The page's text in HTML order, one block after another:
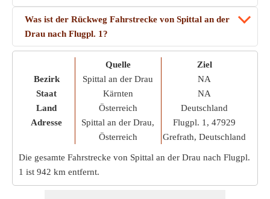
Was ist der Rückweg Fahrstrecke von Spittal an der
Drau nach Flugpl. 1?
Bezirk
Staat
Land
Adresse
Quelle
Spittal an der Drau
Kärnten
Österreich
Spittal an der Drau,
Österreich
Ziel
NA
NA
Deutschland
Flugpl. 1, 47929
Grefrath, Deutschland
Die gesamte Fahrstrecke von Spittal an der Drau nach Flugpl.
1 ist 942 km entfernt.